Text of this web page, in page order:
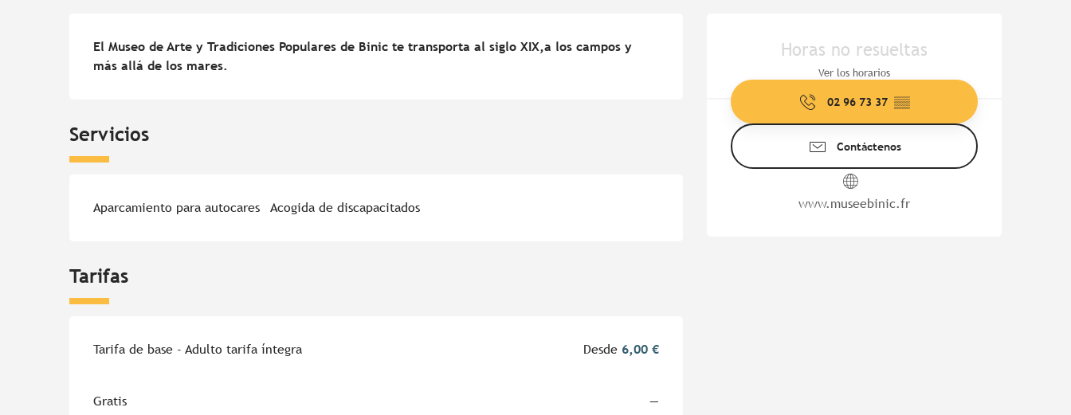
Horas no resueltas
Ver los horarios
02 96 73 37 ▒▒
Contáctenos
www.museebinic.fr
El Museo de Arte y Tradiciones Populares de Binic te transporta al siglo XIX,a los campos y
más allá de los mares.
Servicios
Aparcamiento para autocares Acogida de discapacitados
Tarifas
Tarifa de base - Adulto tarifa íntegra Desde 6,00 €
Gratis —